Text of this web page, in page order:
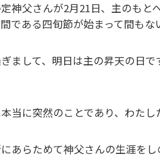
神父さんが2月21日、主のもと
である四旬節が始まって間もな
まして、明日は主の昇天の日
当に突然のことであり、わたし
あらためて神父さんの生涯をし